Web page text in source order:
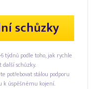
schůzky
týdnů podle toho, jak rychle
schůzky.
potřebovat stálou podporu
k úspěšnému kojení.